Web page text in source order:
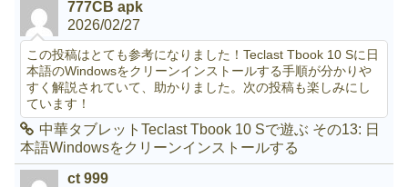
777CB apk
2026/02/27
この投稿はとても参考になりました！Teclast Tbook 10 Sに日
本語のWindowsをクリーンインストールする手順が分かりや
すく解説されていて、助かりました。次の投稿も楽しみにし
ています！
中華タブレットTeclast Tbook 10 Sで遊ぶ その13: 日
本語Windowsをクリーンインストールする
ct 999